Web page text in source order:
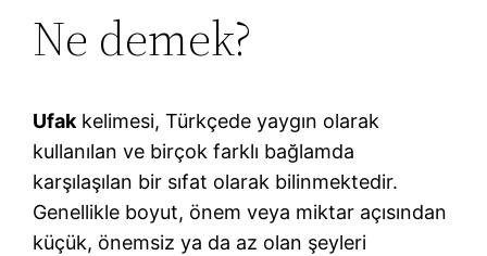
Ne demek?
Ufakkelimesi, Türkçede yaygın olarak
kullanılan ve birçok farklı bağlamda
karşılaşılan bir sıfat olarak bilinmektedir.
Genellikle boyut, önem veya miktar açısından
küçük, önemsiz ya da az olan şeyleri